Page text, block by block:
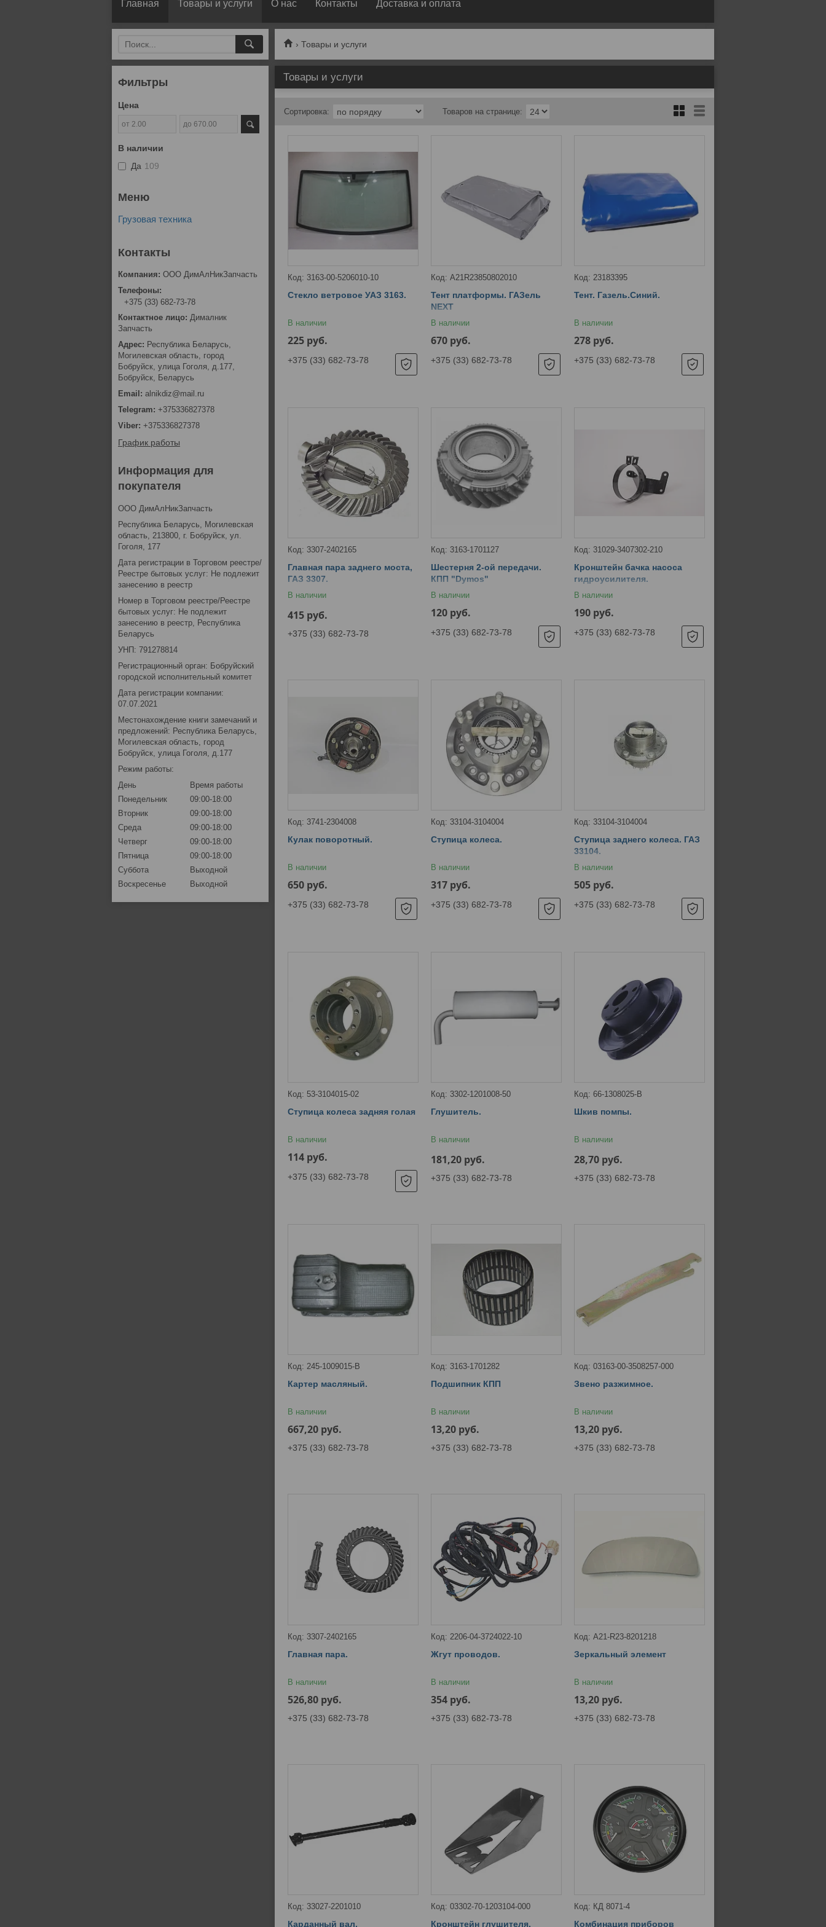
Главная Товары и услуги О нас Контакты Доставка и оплата
Товары и услуги
Товары и услуги
3163-00-5206010-10
Стекло ветровое УАЗ 3163.
В наличии
225 руб.
+375 (33) 682-73-78
А21R23850802010
Тент платформы. ГАЗель
NEXT
В наличии
670 руб.
+375 (33) 682-73-78
23183395
Тент. Газель.Синий.
В наличии
278 руб.
+375 (33) 682-73-78
3307-2402165
Главная пара заднего моста,
ГАЗ 3307.
В наличии
415 руб.
+375 (33) 682-73-78
3163-1701127
Шестерня 2-ой передачи.
КПП "Dymos"
В наличии
120 руб.
+375 (33) 682-73-78
31029-3407302-210
Кронштейн бачка насоса
гидроусилителя.
В наличии
190 руб.
+375 (33) 682-73-78
3741-2304008
Кулак поворотный.
В наличии
650 руб.
+375 (33) 682-73-78
33104-3104004
Ступица колеса.
В наличии
317 руб.
+375 (33) 682-73-78
33104-3104004
Ступица заднего колеса. ГАЗ
33104.
В наличии
505 руб.
+375 (33) 682-73-78
53-3104015-02
Ступица колеса задняя голая
В наличии
114 руб.
+375 (33) 682-73-78
3302-1201008-50
Глушитель.
В наличии
181,20 руб.
+375 (33) 682-73-78
66-1308025-B
Шкив помпы.
В наличии
28,70 руб.
+375 (33) 682-73-78
245-1009015-В
Картер масляный.
В наличии
667,20 руб.
+375 (33) 682-73-78
3163-1701282
Подшипник КПП
В наличии
13,20 руб.
+375 (33) 682-73-78
03163-00-3508257-000
Звено разжимное.
В наличии
13,20 руб.
+375 (33) 682-73-78
3307-2402165
Главная пара.
В наличии
526,80 руб.
+375 (33) 682-73-78
2206-04-3724022-10
Жгут проводов.
В наличии
354 руб.
+375 (33) 682-73-78
А21-R23-8201218
Зеркальный элемент
В наличии
13,20 руб.
+375 (33) 682-73-78
33027-2201010
Карданный вал.
03302-70-1203104-000
Кронштейн глушителя.
КД 8071-4
Комбинация приборов
Фильтры
Цена
В наличии
Да 109
Грузовая техника
ООО ДимАлНикЗапчасть
+375 (33) 682-73-78
Дималник
Запчасть
Республика Беларусь,
Могилевская область, город
Бобруйск, улица Гоголя, д.177,
Бобруйск, Беларусь
alnikdiz@mail.ru
+375336827378
+375336827378
График работы
Информация для
покупателя
ООО ДимАлНикЗапчасть
Республика Беларусь, Могилевская
область, 213800, г. Бобруйск, ул.
Гоголя, 177
Дата регистрации в Торговом реестре/
Реестре бытовых услуг: Не подлежит
занесению в реестр
Номер в Торговом реестре/Реестре
бытовых услуг: Не подлежит
занесению в реестр, Республика
Беларусь
УНП: 791278814
Регистрационный орган: Бобруйский
городской исполнительный комитет
Дата регистрации компании:
07.07.2021
Местонахождение книги замечаний и
предложений: Республика Беларусь,
Могилевская область, город
Бобруйск, улица Гоголя, д.177
Режим работы:
День
Время работы
Понедельник
09:00-18:00
Вторник
09:00-18:00
Среда
09:00-18:00
Четверг
09:00-18:00
Пятница
09:00-18:00
Суббота
Выходной
Воскресенье
Выходной